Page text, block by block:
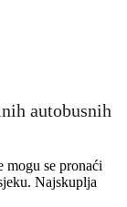
autobusnih
mogu se pronaći
Najskuplja